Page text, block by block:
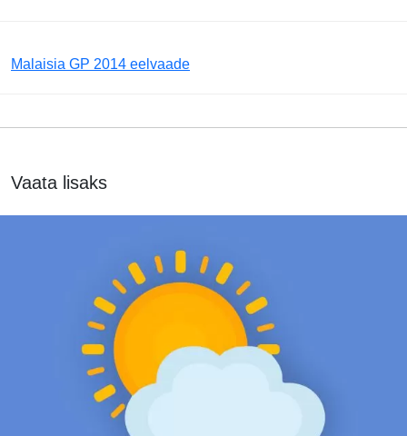
Malaisia GP 2014 eelvaade
Vaata lisaks